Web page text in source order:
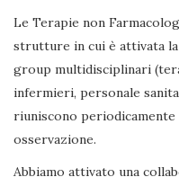
Le Terapie non
strutture in cui è attivata
group multidisciplinari
infermieri, personale
riuniscono
osservazione.
Abbiamo attivato una